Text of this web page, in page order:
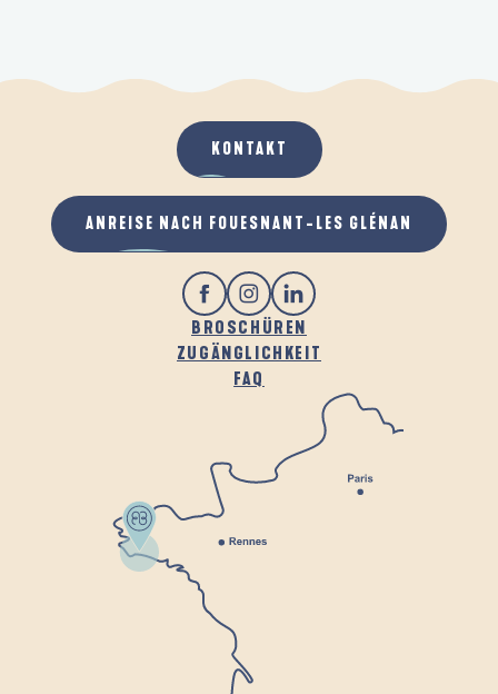
BROSCHÜREN
ZUGÄNGLICHKEIT
FAQ
KONTAKT
ANREISE NACH FOUESNANT-LES GLÉNAN